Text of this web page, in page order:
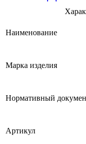
Наименование
Марка изделия
Нормативный
Артикул